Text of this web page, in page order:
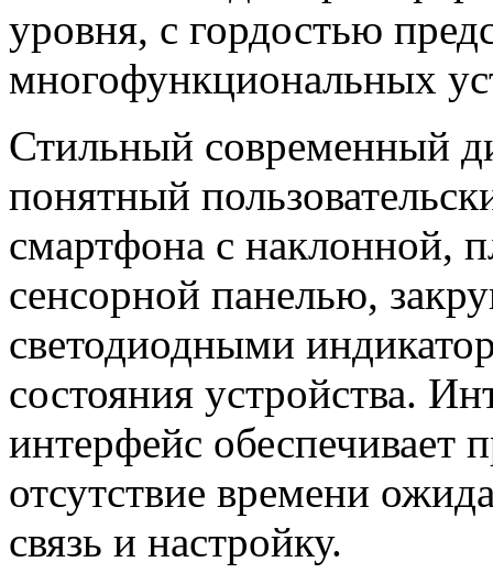
уровня, с гордостью
многофункциональных
Стильный современный
понятный
смартфона с наклонной,
сенсорной панелью,
светодиодными
состояния устройства.
интерфейс обеспечивает
отсутствие времени
связь и настройку.